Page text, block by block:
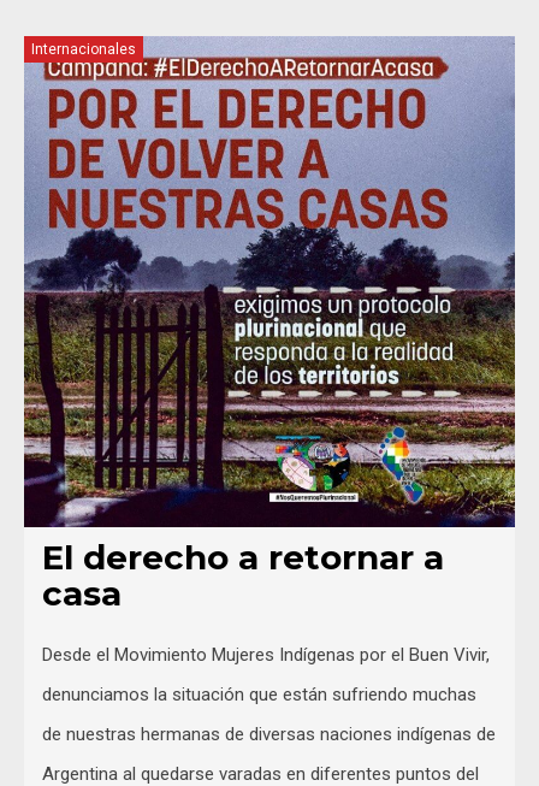
Internacionales
El derecho a retornar a
casa
Desde el Movimiento Mujeres Indígenas por el Buen Vivir,
denunciamos la situación que están sufriendo muchas
de nuestras hermanas de diversas naciones indígenas de
Argentina al quedarse varadas en diferentes puntos del